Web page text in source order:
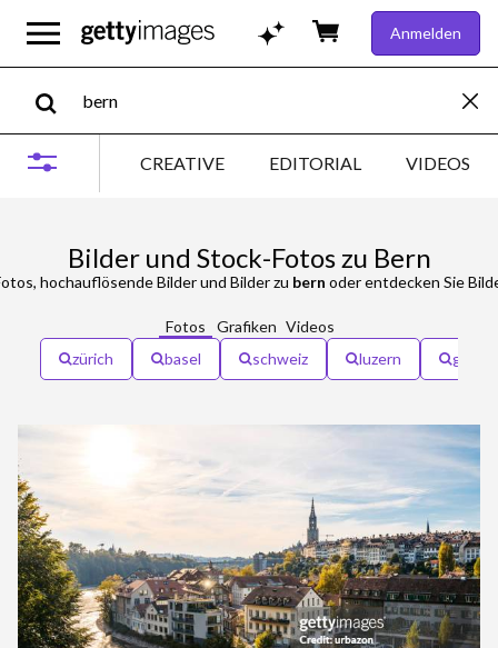
Anmelden
CREATIVE EDITORIAL VIDEOS
Bilder und Stock-Fotos zu Bern
hochauflösende Bilder und Bilder zu bern oder entdecken Sie
Fotos Grafiken Videos
zürich
basel schweiz luzern genf